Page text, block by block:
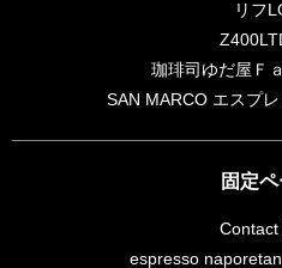
リフ
珈琲司ゆだ屋Ｆ
SAN MARCO エスプ
固定
Contact
espresso